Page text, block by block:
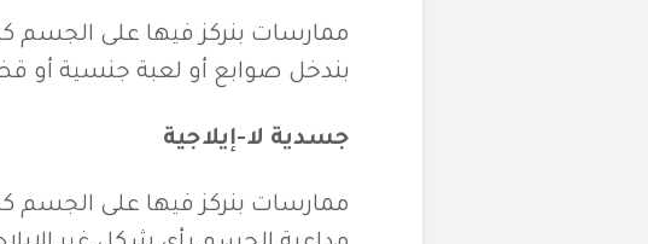
ممارسات بنركز فيها على الجسم
بندخل صوابع أو لعبة جنسية أو
جسدية لا-إيلاجية
ممارسات بنركز فيها على